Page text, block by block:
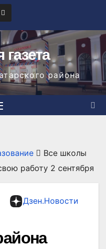
района
Все школы
работу 2 сентября
Дзен.Новости